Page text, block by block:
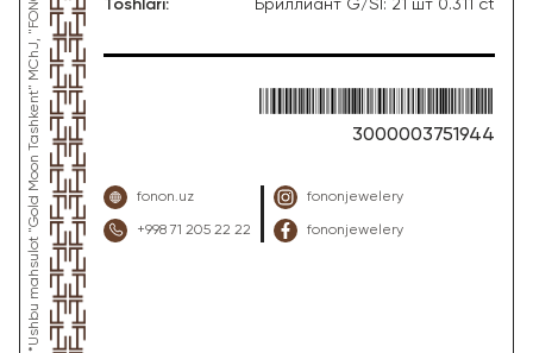
Toshlari: Бриллиант G/SI: 21 шт 0.311 ct
3000003751944
fonon.uz
+998 71 205 22 22
fononjewelery
fononjewelery